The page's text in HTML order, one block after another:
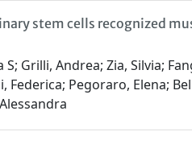
stem cells recognized
Grilli, Andrea; Zia, Silvia;
Federica; Pegoraro, Elena;